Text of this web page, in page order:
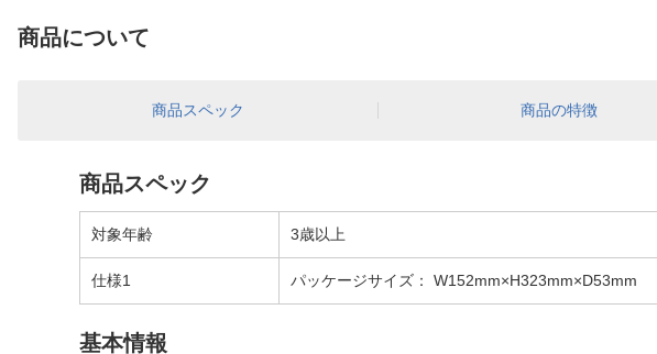
商品について
商品スペック 商品の特徴
商品スペック
対象年齢 3歳以上
仕様1 パッケージサイズ： W152mm×H323mm×D53mm
基本情報